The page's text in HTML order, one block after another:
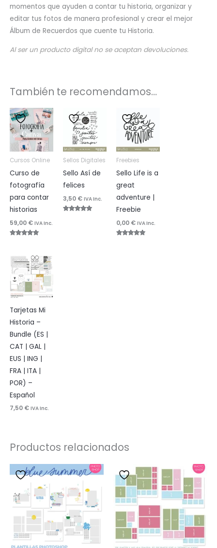
momentos que ayuden a contar tu historia, organizar y
editar tus fotos de manera profesional y crear el mejor
Álbum de Recuerdos que cuente tu Historia.
Al ser un producto digital no se aceptan devoluciones.
También te recomendamos…
Cursos Online
Curso de
fotografía
para contar
historias
59,00 € IVA Inc.
de 5
Sellos Digitales
Sello Así de
felices
3,50 € IVA Inc.
Freebies
Sello Life is a
great
adventure |
Freebie
0,00 € IVA Inc.
Tarjetas Mi
Historia –
Bundle (ES |
CAT | GAL |
EUS | ING |
FRA | ITA |
POR) –
Español
7,50 € IVA Inc.
Productos relacionados